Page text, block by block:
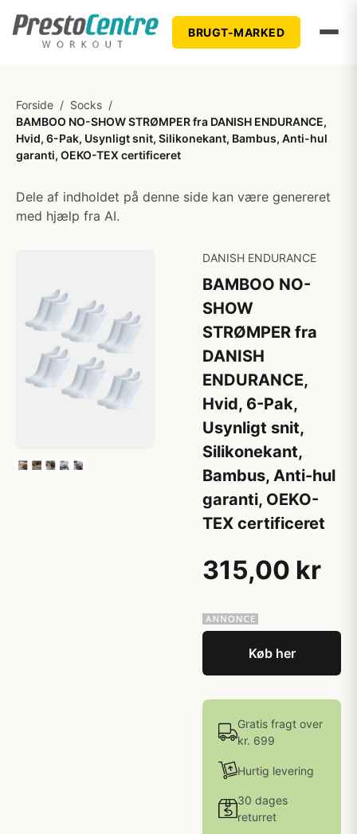
BRUGT-MARKED
Forside / Socks /
BAMBOO NO-SHOW STRØMPER fra DANISH ENDURANCE,
Hvid, 6-Pak, Usynligt snit, Silikonekant, Bambus, Anti-hul
garanti, OEKO-TEX certificeret
Dele af indholdet på denne side kan være genereret
med hjælp fra AI.
DANISH ENDURANCE
BAMBOO NO-
SHOW
STRØMPER fra
DANISH
ENDURANCE,
Hvid, 6-Pak,
Usynligt snit,
Silikonekant,
Bambus, Anti-hul
garanti, OEKO-
TEX certificeret
315,00 kr
Køb her
Gratis fragt over
kr. 699
Hurtig levering
30 dages
returret